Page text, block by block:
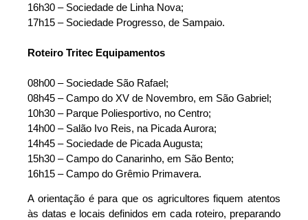
​16h30 – Sociedade de Linha Nova;
​17h15 – Sociedade Progresso, de Sampaio.
​Roteiro Tritec Equipamentos
​08h00 – Sociedade São Rafael;
​08h45 – Campo do XV de Novembro, em São Gabriel;​
10h30 – Parque Poliesportivo, no Centro;
​14h00 – Salão Ivo Reis, na Picada Aurora;
​14h45 – Sociedade de Picada Augusta;​
15h30 – Campo do Canarinho, em São Bento;​
16h15 – Campo do Grêmio Primavera.
A orientação é para que os agricultores fiquem atentos
às datas e locais definidos em cada roteiro, preparando